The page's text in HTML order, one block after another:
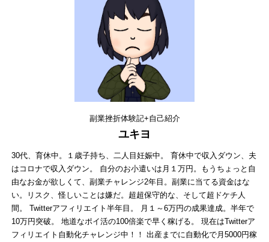
副業挫折体験記+自己紹介
ユキヨ
30代、育休中。１歳子持ち、二人目妊娠中。 育休中で収入ダウン、夫
はコロナで収入ダウン。 自分のお小遣いは月１万円。もうちょっと自
由なお金が欲しくて、副業チャレンジ2年目。副業に当てる資金はな
い。リスク、怪しいことは嫌だ。超超保守的な、そして超ドケチ人
間。 Twitterアフィリエイト半年目。 月１～6万円の成果達成。半年で
10万円突破。 地道なポイ活の100倍楽で早く稼げる。 現在はTwitterア
フィリエイト自動化チャレンジ中！！ 出産までに自動化で月5000円稼